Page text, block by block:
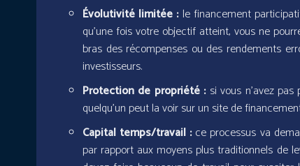
Évolutivité limitée :le financement
qu’une fois votre objectif atteint, vous ne
bras des récompenses ou des rendements
investisseurs.
Protection de propriété :si vous n’avez pas
quelqu’un peut la voir sur un site de
Capital temps/travail :ce processus va
par rapport aux moyens plus traditionnels de